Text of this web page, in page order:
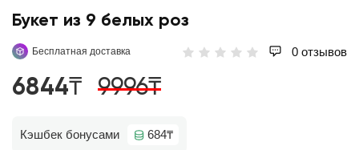
Букет из 9 белых роз
Бесплатная доставка 0 отзывов
6844₸ 9996₸
Кэшбек бонусами 684₸